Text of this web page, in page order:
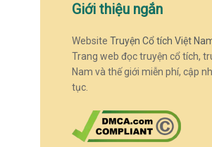
Giới thiệu ngắn
Website Truyện Cổ tích Việt
Trang web đọc truyện cổ tích,
Nam và thế giới miễn phí, cập
tục.